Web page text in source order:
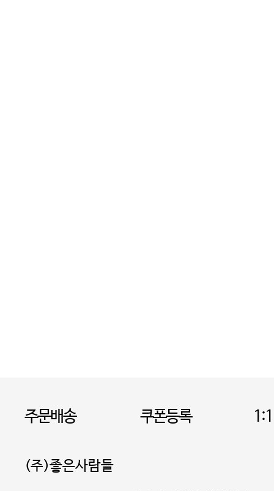
주문배송 쿠폰등록
(주)좋은사람들